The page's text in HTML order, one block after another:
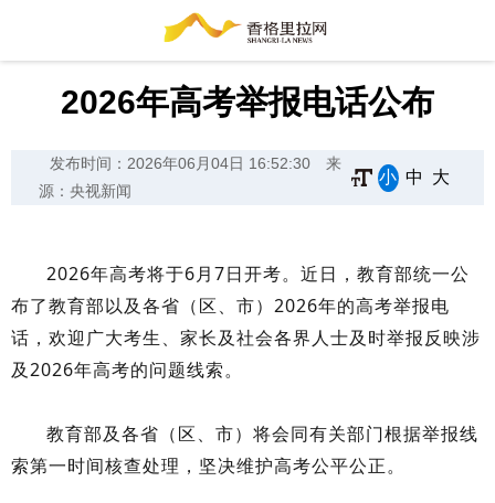
2026年高考举报电话公布
发布时间：2026年06月04日 16:52:30
来
源：央视新闻
小 中 大
2026年高考将于6月7日开考。 近日，教育部统一公
布了教育部以及各省（区、市）2026年的高考举报电
话，欢迎广大考生、家长及社会各界人士及时举报反映涉
及2026年高考的问题线索。
教育部及各省（区、市）将会同有关部门根据举报线
索第一时间核查处理，坚决维护高考公平公正。